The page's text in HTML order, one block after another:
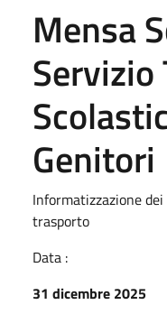
Mensa
Servizio
Genitori
Informatizzazione
trasporto
Data :
31 dicembre 2025